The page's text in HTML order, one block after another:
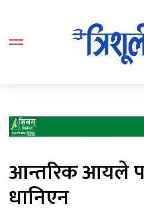
आन्तरिक आयले
धानिएन